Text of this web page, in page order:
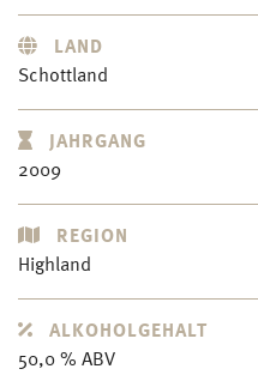
LAND
Schottland
JAHRGANG
2009
REGION
Highland
ALKOHOLGEHALT
50,0 % ABV